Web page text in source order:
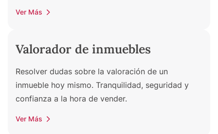
Ver Más
Valorador de inmuebles
Resolver dudas sobre la valoración de un
inmueble hoy mismo. Tranquilidad, seguridad y
confianza a la hora de vender.
Ver Más